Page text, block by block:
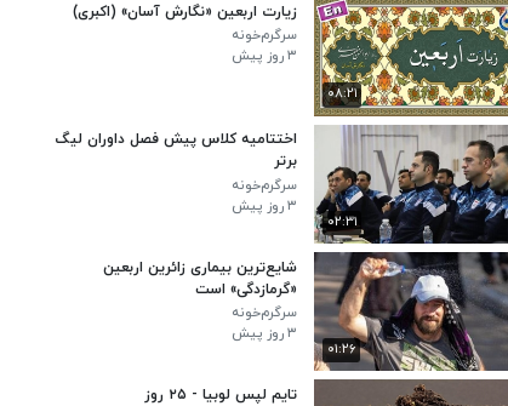
۰۸:۲۱
زیارت اربعین «نگارش آسان» (اکبری)
سرگرم‌خونه
۳ روز پیش
۰۲:۳۱
اختتامیه کلاس پیش فصل داوران لیگ
برتر
سرگرم‌خونه
۳ روز پیش
۰۱:۲۶
شایع‌ترین بیماری زائرین اربعین
«گرمازدگی» است
سرگرم‌خونه
۳ روز پیش
تایم لپس لوبیا - ۲۵ روز